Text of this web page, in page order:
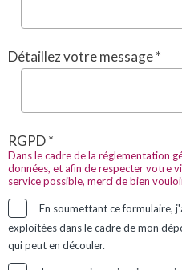
Détaillez votre message *
RGPD *
Dans le cadre de la réglementation
données, et afin de respecter votre
service possible, merci de bien
En soumettant ce formulaire,
exploitées dans le cadre de mon
qui peut en découler.